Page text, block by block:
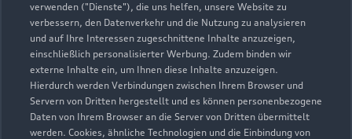
verwenden ("Dienste"), die uns helfen, unsere Website zu
verbessern, den Datenverkehr und die Nutzung zu analysieren
und auf Ihre Interessen zugeschnittene Inhalte anzuzeigen,
einschließlich personalisierter Werbung. Zudem binden wir
externe Inhalte ein, um Ihnen diese Inhalte anzuzeigen.
Hierdurch werden Verbindungen zwischen Ihrem Browser und
Servern von Dritten hergestellt und es können personenbezogene
Daten von Ihrem Browser an die Server von Dritten übermittelt
werden. Cookies, ähnliche Technologien und die Einbindung von
Zemke Autohaus Bernau
GmbH
Servicepartner e-tron